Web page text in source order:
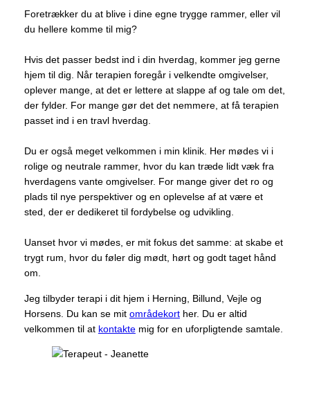
Foretrækker du at blive i dine egne trygge rammer, eller vil
du hellere komme til mig?
Hvis det passer bedst ind i din hverdag, kommer jeg gerne
hjem til dig. Når terapien foregår i velkendte omgivelser,
oplever mange, at det er lettere at slappe af og tale om det,
der fylder. For mange gør det det nemmere, at få terapien
passet ind i en travl hverdag.
Du er også meget velkommen i min klinik. Her mødes vi i
rolige og neutrale rammer, hvor du kan træde lidt væk fra
hverdagens vante omgivelser. For mange giver det ro og
plads til nye perspektiver og en oplevelse af at være et
sted, der er dedikeret til fordybelse og udvikling.
Uanset hvor vi mødes, er mit fokus det samme: at skabe et
trygt rum, hvor du føler dig mødt, hørt og godt taget hånd
om.
Jeg tilbyder terapi i dit hjem i Herning, Billund, Vejle og
Horsens. Du kan se mit områdekorther. Du er altid
velkommen til at kontaktemig for en uforpligtende samtale.